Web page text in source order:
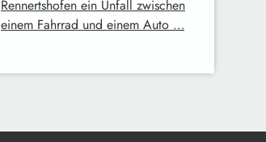
Rennertshofen ein Unfall zwischen
einem Fahrrad und einem Auto …